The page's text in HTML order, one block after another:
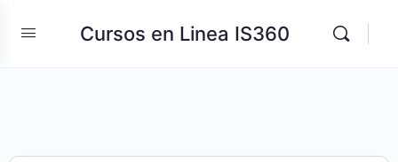
Cursos en Linea IS360